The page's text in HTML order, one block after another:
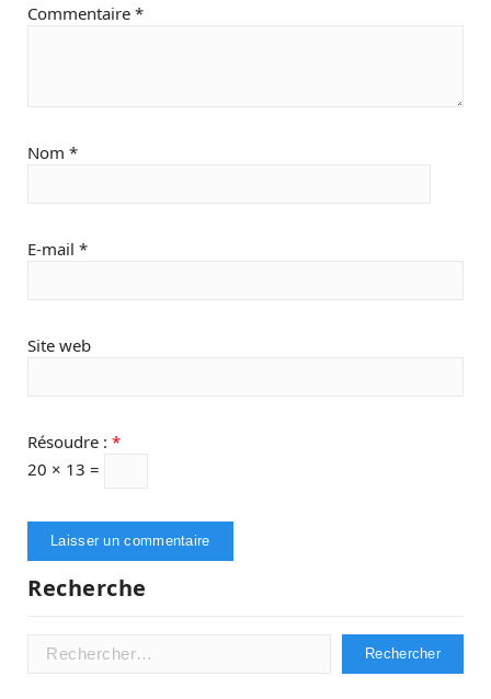
Commentaire *
Nom *
E-mail *
Site web
Résoudre : *
20 × 13 =
Recherche
Rechercher :